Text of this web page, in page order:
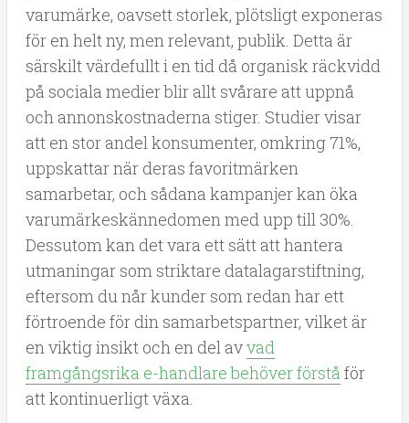
varumärke, oavsett storlek, plötsligt exponeras
för en helt ny, men relevant, publik. Detta är
särskilt värdefullt i en tid då organisk räckvidd
på sociala medier blir allt svårare att uppnå
och annonskostnaderna stiger. Studier visar
att en stor andel konsumenter, omkring 71%,
uppskattar när deras favoritmärken
samarbetar, och sådana kampanjer kan öka
varumärkeskännedomen med upp till 30%.
Dessutom kan det vara ett sätt att hantera
utmaningar som striktare datalagarstiftning,
eftersom du når kunder som redan har ett
förtroende för din samarbetspartner, vilket är
en viktig insikt och en del avvad
framgångsrika e-handlare behöver förstå för
att kontinuerligt växa.